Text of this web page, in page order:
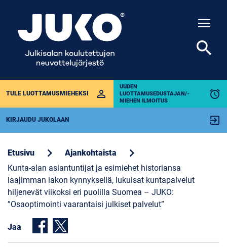
TULE LUOTTAMUSMIEHEKSI perm_identity
UUDEN
LUOTTAMUSEDUSTAJAN/-
MIEHEN ILMOITUS
alarm
KIRJAUDU JUKOLAAN exit_to_app
search
Etusivu chevron_right Ajankohtaista chevron_right
Kunta-alan asiantuntijat ja esimiehet historiansa
laajimman lakon kynnyksellä, lukuisat kuntapalvelut
hiljenevät viikoksi eri puolilla Suomea – JUKO:
”Osaoptimointi vaarantaisi julkiset palvelut”
Jaa